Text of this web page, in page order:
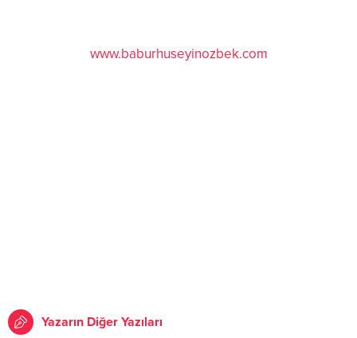
www.baburhuseyinozbek.com
Yazarın Diğer Yazıları